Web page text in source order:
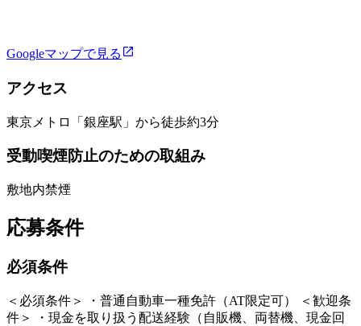
Googleマップで見る
アクセス
東京メトロ「銀座駅」から徒歩約3分
受動喫煙防止のための取組み
敷地内禁煙
応募条件
必須条件
＜必須条件＞ ・普通自動車一種免許（AT限定可） ＜歓迎条
件＞ ・現金を取り扱う配送経験（自販機、両替機、現金回